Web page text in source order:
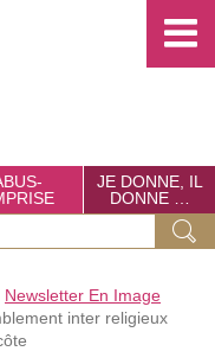
JE DONNE, IL
DONNE …
Ok
Newsletter En Image
inter religieux